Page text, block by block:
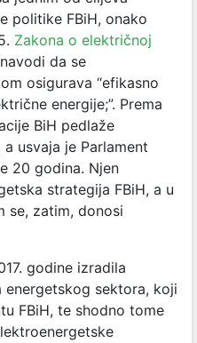
politike FBiH, onako
Zakona o električnoj
da se
osigurava “efikasno
energije;”. Prema
BiH pedlaže
usvaja je Parlament
20 godina. Njen
strategija FBiH, a u
se, zatim, donosi
godine izradila
sektora, koji
FBiH, te shodno tome